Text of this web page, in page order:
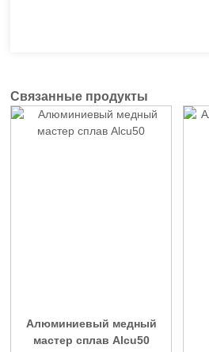
Связанные продукты
Алюминиевый медный
мастер сплав Alcu50